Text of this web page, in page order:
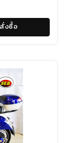
สั่งซื้อ